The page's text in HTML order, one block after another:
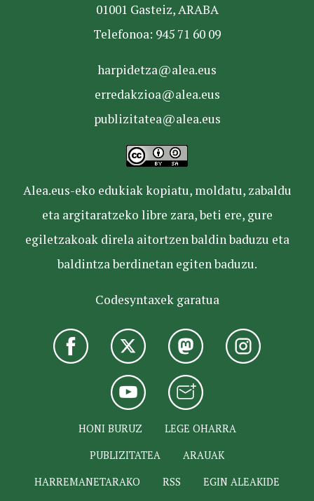
01001 Gasteiz, ARABA
Telefonoa: 945 71 60 09
harpidetza@alea.eus
erredakzioa@alea.eus
publizitatea@alea.eus
Alea.eus-eko edukiak kopiatu, moldatu, zabaldu
eta argitaratzeko libre zara, beti ere, gure
egiletzakoak direla aitortzen baldin baduzu eta
baldintza berdinetan egiten baduzu.
Codesyntaxek garatua
HONI BURUZ
LEGE OHARRA
PUBLIZITATEA
ARAUAK
HARREMANETARAKO
RSS EGIN ALEAKIDE